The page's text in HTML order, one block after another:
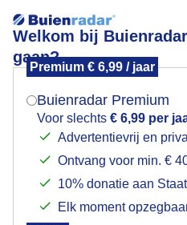
Welkom bij
gaan?
Premium € 6,99 / jaar
Buienradar Premium
Voor slechts € 6,99 per
Advertentievrij en
Ontvang voor min. €
10% donatie aan
Elk moment
Dianne van der Heijden, Lith
Mogen we je
Indien je hier nog geen
verschijnt er zo een